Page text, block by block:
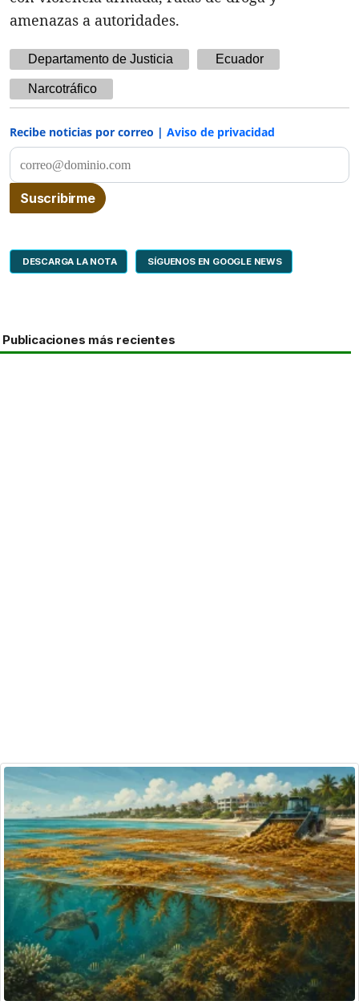
amenazas a autoridades.
Departamento de Justicia Ecuador
Narcotráfico
Recibe noticias por correo | Aviso de privacidad
DESCARGA LA NOTA SÍGUENOS EN GOOGLE NEWS
Publicaciones más recientes